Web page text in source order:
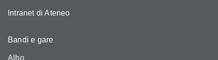
Intranet di Ateneo
Bandi e gare
Albo